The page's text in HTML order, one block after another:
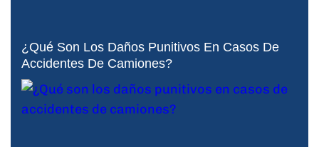
¿Qué Son Los Daños Punitivos En Casos De
Accidentes De Camiones?